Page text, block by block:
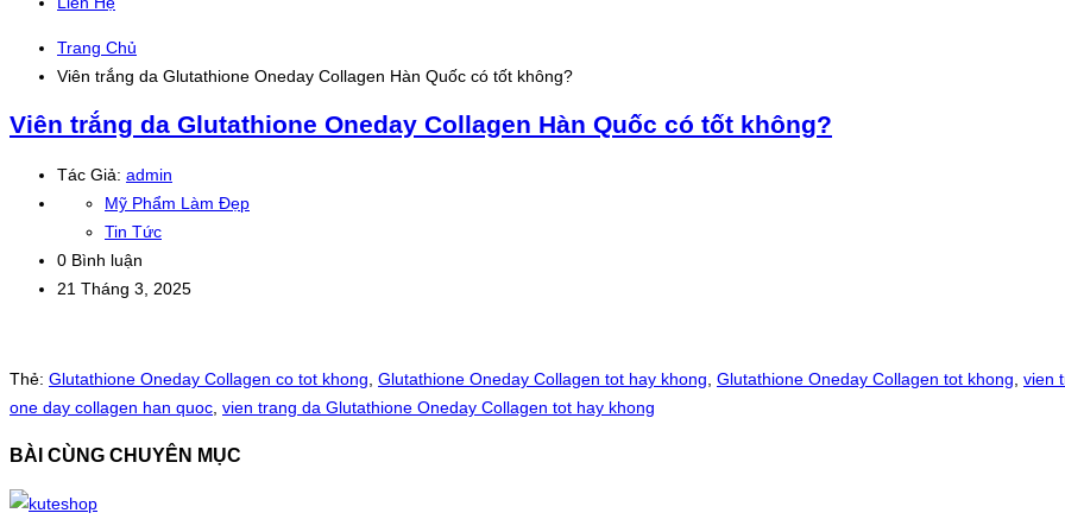
Trang Chủ
Viên trắng da Glutathione Oneday Collagen Hàn Quốc có tốt không?
Viên trắng da Glutathione Oneday Collagen Hàn Quốc có tốt không?
Tác Giả: admin
Mỹ Phẩm Làm Đẹp
Tin Tức
0 Bình luận
21 Tháng 3, 2025
Thẻ: Glutathione Oneday Collagen co tot khong Glutathione Oneday Collagen tot hay khong Glutathione Oneday Collagen tot khong vien
one day collagen han quoc vien trang da Glutathione Oneday Collagen tot hay khong
BÀI CÙNG CHUYÊN MỤC